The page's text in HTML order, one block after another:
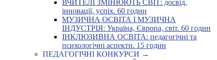
ВЧИТЕЛІ ЗМІНЮЮТЬ СВІТ: досвід,
інновації, успіх. 60 годин
МУЗИЧНА ОСВІТА І МУЗИЧНА
ІНДУСТРІЯ: Україна, Європа, світ. 60 годин
ІНКЛЮЗИВНА ОСВІТА: педагогічні та
психологічні аспекти. 15 годин
ПЕДАГОГІЧНІ КОНКУРСИ →